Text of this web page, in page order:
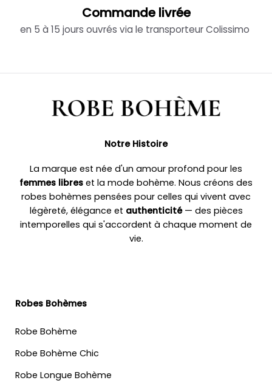
Commande livrée
en 5 à 15 jours ouvrés via le transporteur Colissimo
Notre Histoire
La marque est née d'un amour profond pour les
femmes libres et la mode bohème. Nous créons des
robes bohèmes pensées pour celles qui vivent avec
légèreté, élégance et authenticité— des pièces
intemporelles qui s'accordent à chaque moment de
vie.
Robes Bohèmes
Robe Bohème
Robe Bohème Chic
Robe Longue Bohème